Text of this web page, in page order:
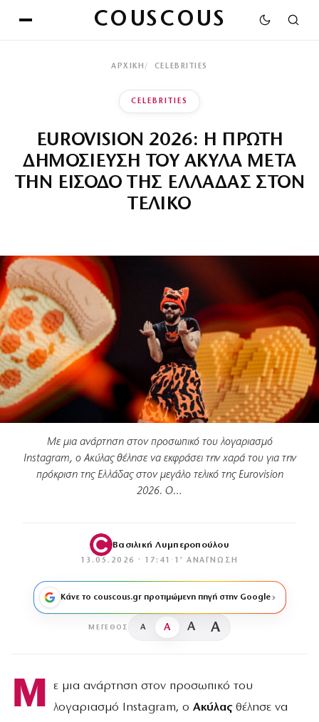
COUSCOUS
ΑΡΧΙΚΉ CELEBRITIES
CELEBRITIES
EUROVISION 2026: Η ΠΡΩΤΗ
ΔΗΜΟΣΙΕΥΣΗ ΤΟΥ ΑΚΥΛΑ ΜΕΤΑ
ΤΗΝ ΕΙΣΟΔΟ ΤΗΣ ΕΛΛΑΔΑΣ ΣΤΟΝ
ΤΕΛΙΚΟ
Με μια ανάρτηση στον προσωπικό του λογαριασμό
Instagram, ο Ακύλας θέλησε να εκφράσει την χαρά του για την
πρόκριση της Ελλάδας στον μεγάλο τελικό της Eurovision
2026. Ο…
Βασιλική Λυμπεροπούλου
13.05.2026 · 17:41 · 1′ ΑΝΆΓΝΩΣΗ
Κάνε το couscous.gr προτιμώμενη πηγή στην Google
ΜΈΓΕΘΟΣ A A A A
Μ
ε μια ανάρτηση στον προσωπικό του
λογαριασμό Instagram, ο Ακύλαςθέλησε να